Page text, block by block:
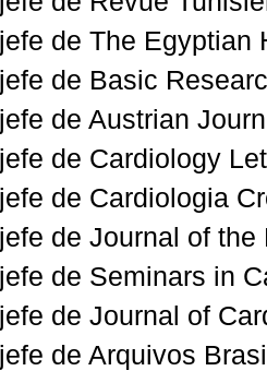
de The Egyptian
de Basic
de Austrian
de Cardiology
de Cardiologia
de Journal of
de Seminars in
de Journal of
de Arquivos